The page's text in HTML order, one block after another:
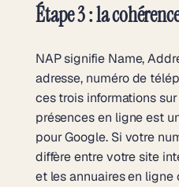
Étape 3 : la
NAP signifie Name,
adresse, numéro de
ces trois informations
présences en ligne est
pour Google. Si votre
diffère entre votre site
et les annuaires en